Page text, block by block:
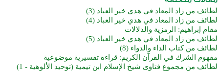
لطائف من زاد المعاد في هدي خير العباد (3)
لطائف من زاد المعاد في هدي خير العباد (4)
مقام إبراهيم: الرمزية والدلالات
لطائف من زاد المعاد في هدي خير العباد (5)
لطائف من كتاب الداء والدواء (8)
مفهوم الشرك في القرآن الكريم: قراءة تفسيرية موضوعية
لطائف من مجموع فتاوى شيخ الإسلام ابن تيمية (توحيد الألوهية - 1)